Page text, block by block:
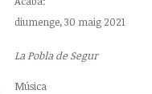
diumenge, 30 maig 2021
La Pobla de Segur
Música